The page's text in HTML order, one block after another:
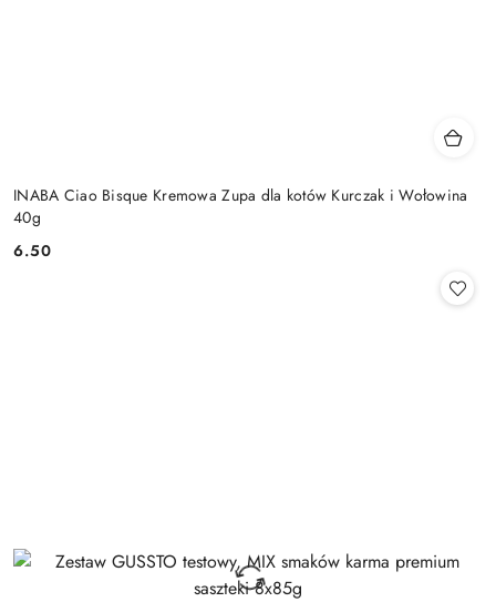
INABA Ciao Bisque Kremowa Zupa dla kotów Kurczak i Wołowina
40g
Cena:
6.50